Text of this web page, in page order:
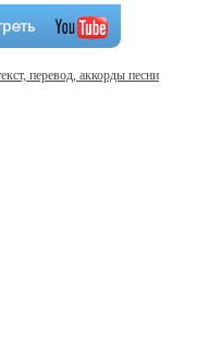
перевод, аккорды песни